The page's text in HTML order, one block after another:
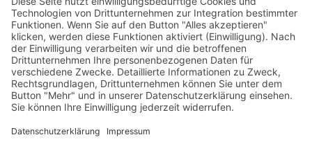
Kontakt Versandkosten und Lieferung
Zahlungsarten
FAQ – Häufig gestellte Fragen
Mein Konto
Allgemeine Geschäftsbedingungen
Datenschutz
Impressum
Barrierefreiheit
Cookie-Einstellungen
Widerrufsbelehrung
Vertrag widerrufen